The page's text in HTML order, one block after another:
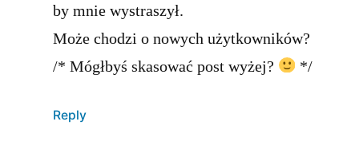
by mnie wystraszył.
Może chodzi o nowych użytkowników?
/* Mógłbyś skasować post wyżej?
*/
Reply